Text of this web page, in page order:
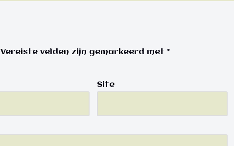
Vereiste velden zijn gemarkeerd met *
Site